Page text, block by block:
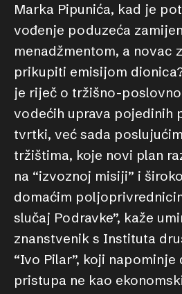
Marka Pipunića, kad je
vođenje poduzeća
menadžmentom, a novac
prikupiti emisijom
je riječ o tržišno-
vodećih uprava pojedinih
tvrtki, već sada
tržištima, koje novi plan
na “izvoznoj misiji” i
domaćim
slučaj Podravke”, kaže
znanstvenik s Instituta
“Ivo Pilar”, koji
pristupa ne kao